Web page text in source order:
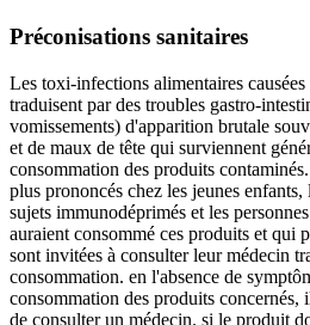
Préconisations sanitaires
Les toxi-infections alimentaires causées
traduisent par des troubles gastro-
vomissements) d'apparition brutale
et de maux de tête qui surviennent
consommation des produits
plus prononcés chez les jeunes enfants,
sujets immunodéprimés et les
auraient consommé ces produits et qui
sont invitées à consulter leur médecin
consommation. en l'absence de
consommation des produits concernés,
de consulter un médecin. si le produit